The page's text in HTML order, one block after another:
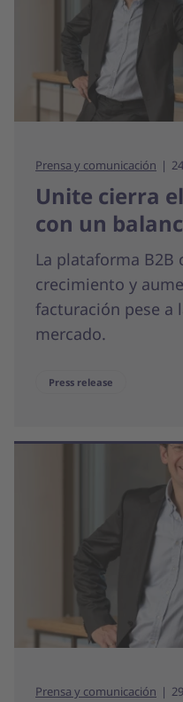
Prensa y comunicación
Unite cierra
con un
La plataforma B2B
crecimiento y
facturación pese a
mercado.
Press release
Prensa y comunicación